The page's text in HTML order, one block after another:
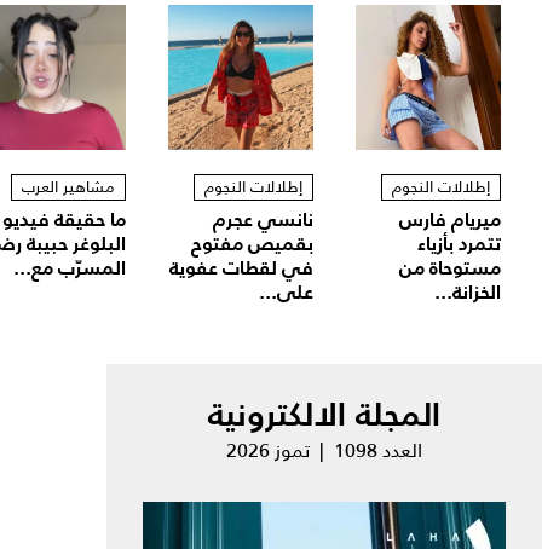
إطلالات النجوم
ميريام فارس
تتمرد بأزياء
مستوحاة من
الخزانة...
إطلالات النجوم
نانسي عجرم
بقميص مفتوح
في لقطات عفوية
على...
مشاهير العرب
ما حقيقة فيديو
البلوغر حبيبة
المسرّب مع...
المجلة الالكترونية
العدد 1098 | تموز 2026